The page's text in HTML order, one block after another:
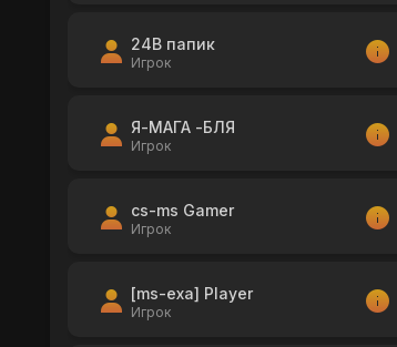
24B папик
Игрок
Я-МАГА -БЛЯ
Игрок
cs-ms Gamer
Игрок
[ms-exa] Player
Игрок